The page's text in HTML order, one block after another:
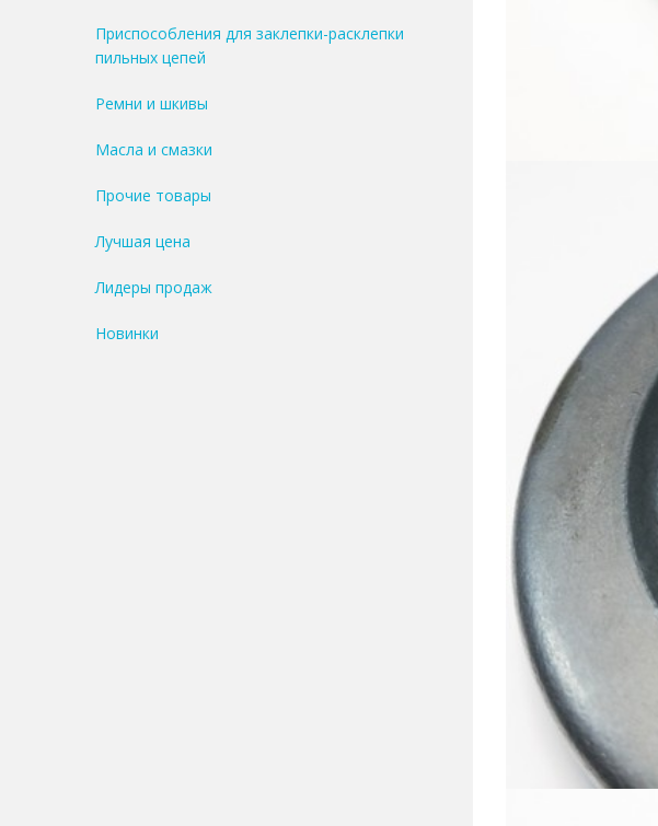
Приспособления для заклепки-расклепки
пильных цепей
Ремни и шкивы
Масла и смазки
Прочие товары
Лучшая цена
Лидеры продаж
Новинки